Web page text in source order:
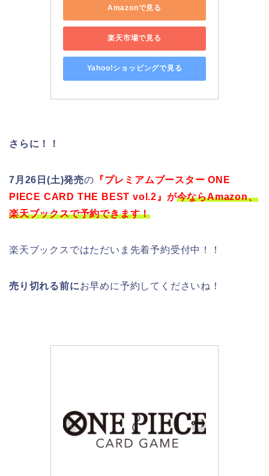
Amazonで見る
楽天市場で見る
Yahoo!ショッピングで見る
さらに！！
7月26日(土)発売の 『プレミアムブースター ONE
PIECE CARD THE BEST vol.2』が今ならAmazon、
楽天ブックスで予約できます！
楽天ブックスではただいま先着予約受付中！！
売り切れる前にお早めに予約してくださいね！